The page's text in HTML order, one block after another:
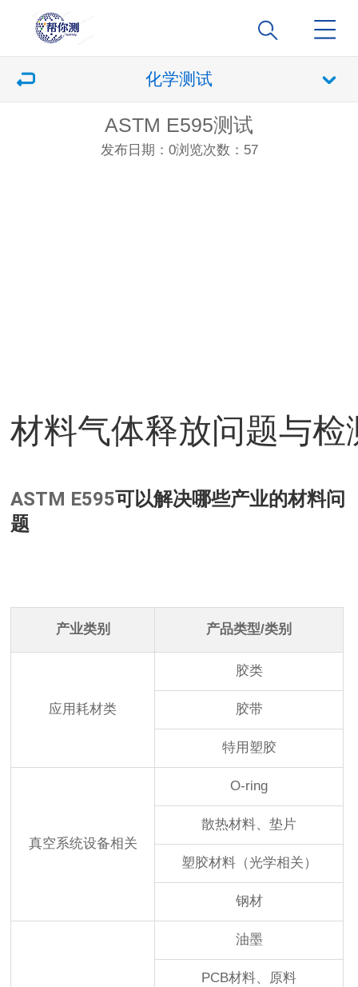
化学测试
ASTM E595测试
发布日期：0浏览次数： 57
材料气体释放问题与检
ASTM E595可以解决哪些产业的材料问
题
产业类别 产品类型/类别
应用耗材类
胶类
胶带
特用塑胶
真空系统设备相关
O-ring
散热材料、垫片
塑胶材料（光学相关）
钢材
油墨
PCB材料、原料